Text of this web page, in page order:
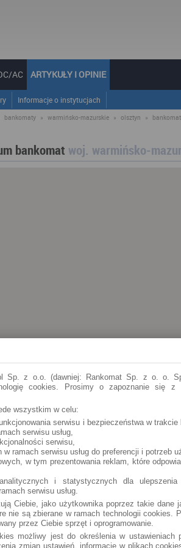
AC ARTYKUŁY I OPINIE
Informacje o instytucjach
bankomaty » warmińsko-mazurskie » olsztyn » bankomat
bankomat woj. warmińsko-
Sp. z o.o. (dawniej: Rankomat Sp. z o. o.
cookies. Prosimy o zapoznanie się z
wszystkim w celu:
serwisu i bezpieczeństwa w
serwisu usług,
serwisu,
ramach serwisu usług do preferencji i potrzeb
w tym prezentowania reklam, które
i statystycznych dla
serwisu usług.
Ciebie, jako użytkownika poprzez takie dane
nie są zbierane w ramach technologii cookies.
przez Ciebie sprzęt i oprogramowanie.
możliwy jest do określenia w ustawieniach
zmian ustawień, informacje w plikach